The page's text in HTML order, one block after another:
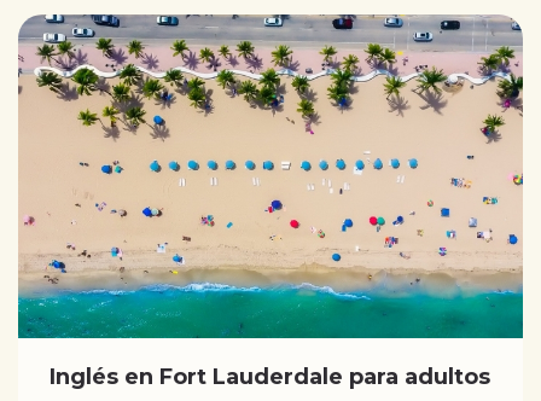
Inglés en Fort Lauderdale para adultos